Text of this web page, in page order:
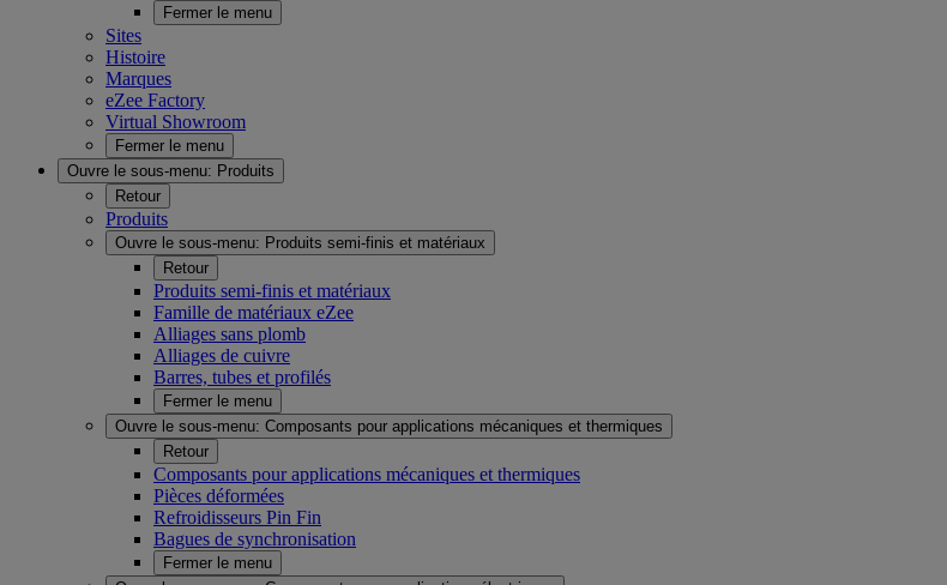
Fermer le menu
Sites
Histoire
Marques
eZee Factory
Virtual Showroom
Fermer le menu
Ouvre le sous-menu: Produits
Retour
Produits
Ouvre le sous-menu: Produits semi-finis et matériaux
Retour
Produits semi-finis et matériaux
Famille de matériaux eZee
Alliages sans plomb
Alliages de cuivre
Barres, tubes et profilés
Fermer le menu
Ouvre le sous-menu: Composants pour applications mécaniques et thermiques
Retour
Composants pour applications mécaniques et thermiques
Pièces déformées
Refroidisseurs Pin Fin
Bagues de synchronisation
Fermer le menu